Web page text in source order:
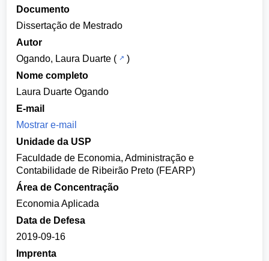
Documento
Dissertação de Mestrado
Autor
Ogando, Laura Duarte (
)
Nome completo
Laura Duarte Ogando
E-mail
Mostrar e-mail
Unidade da USP
Faculdade de Economia, Administração e
Contabilidade de Ribeirão Preto (FEARP)
Área de Concentração
Economia Aplicada
Data de Defesa
2019-09-16
Imprenta